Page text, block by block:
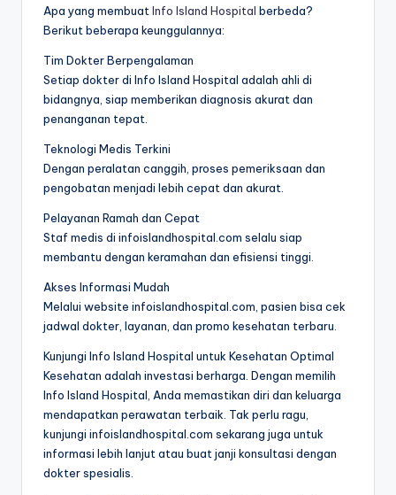
Apa yang membuat Info Island Hospital berbeda?
Berikut beberapa keunggulannya:
Tim Dokter Berpengalaman
Setiap dokter di Info Island Hospital adalah ahli di
bidangnya, siap memberikan diagnosis akurat dan
penanganan tepat.
Teknologi Medis Terkini
Dengan peralatan canggih, proses pemeriksaan dan
pengobatan menjadi lebih cepat dan akurat.
Pelayanan Ramah dan Cepat
Staf medis di infoislandhospital.com selalu siap
membantu dengan keramahan dan efisiensi tinggi.
Akses Informasi Mudah
Melalui website infoislandhospital.com, pasien bisa cek
jadwal dokter, layanan, dan promo kesehatan terbaru.
Kunjungi Info Island Hospital untuk Kesehatan Optimal
Kesehatan adalah investasi berharga. Dengan memilih
Info Island Hospital, Anda memastikan diri dan keluarga
mendapatkan perawatan terbaik. Tak perlu ragu,
kunjungi infoislandhospital.com sekarang juga untuk
informasi lebih lanjut atau buat janji konsultasi dengan
dokter spesialis.